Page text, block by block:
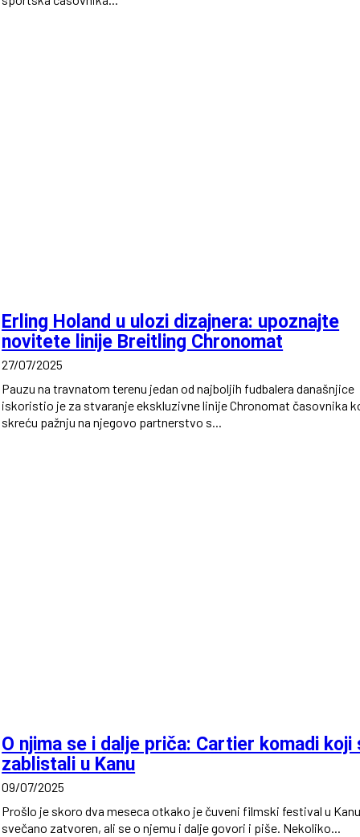
Erling Holand u ulozi dizajnera: upoznajte
novitete linije Breitling Chronomat
27/07/2025
Pauzu na travnatom terenu jedan od najboljih fudbalera današnjice
iskoristio je za stvaranje ekskluzivne linije Chronomat časovnika
skreću pažnju na njegovo partnerstvo s...
O njima se i dalje priča: Cartier komadi koji
zablistali u Kanu
09/07/2025
Prošlo je skoro dva meseca otkako je čuveni filmski festival u
svečano zatvoren, ali se o njemu i dalje govori i piše. Nekoliko...